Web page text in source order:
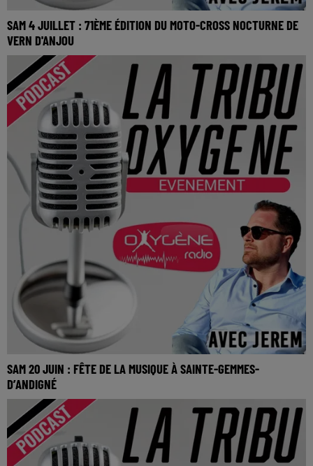
SAM 4 JUILLET : 71ÈME ÉDITION DU MOTO-CROSS NOCTURNE DE
VERN D'ANJOU
SAM 4 JUILLET : 71ème édition du moto-cross nocturne de
Vern d'Anjou
SAM 20 JUIN : FÊTE DE LA MUSIQUE À SAINTE-GEMMES-
D’ANDIGNÉ
SAM 20 JUIN : Fête de la musique à Sainte-Gemmes-
d’Andigné